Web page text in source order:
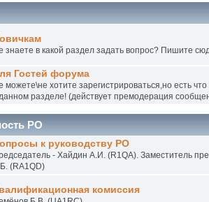
знаете в какой раздел задать вопрос? Пишите
Гостей форума
можете\не хотите зарегистрироваться,но есть
разделе! (действует премодерация
РО
к руководству РО
- Хайдин А.И. (R1QA). Заместитель
(RA1QD)
комиссия